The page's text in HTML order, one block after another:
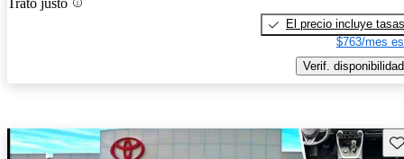
El precio incluye tasas
$763/mes
Verif. disponibilidad